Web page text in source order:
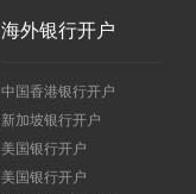
海外银行开户
中国香港银行开户
新加坡银行开户
美国银行开户
美国银行开户